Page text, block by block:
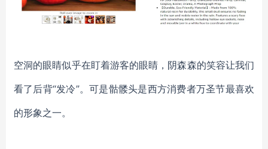
空洞的眼睛似乎在盯着游客的眼睛，阴森森的笑容让我们
看了后背“发冷”。可是骷髅头是西方消费者万圣节最喜欢
的形象之一。